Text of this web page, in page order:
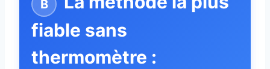
fiable sans
thermomètre :